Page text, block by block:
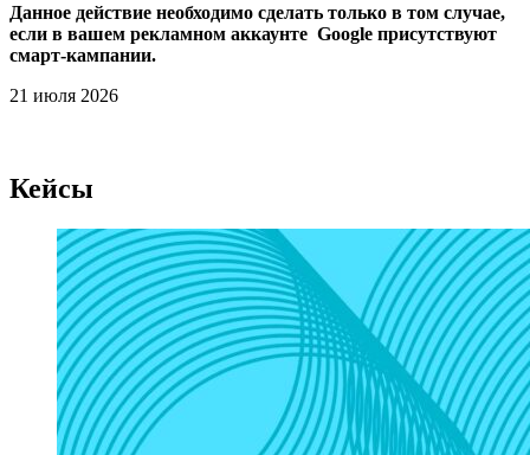
Данное действие необходимо сделать только в том случае,
если в вашем рекламном аккаунте Google присутствуют
смарт-кампании.
21 июля 2026
Кейсы